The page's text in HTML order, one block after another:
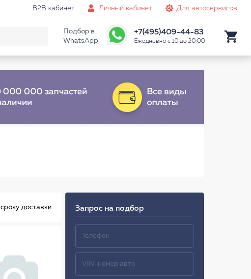
B2B кабинет Личный кабинет Для автосервисов
Подбор в
WhatsApp
+7(495)409-44-83
Ежедневно с 10 до 20:00
сроку доставки Запрос на подбор